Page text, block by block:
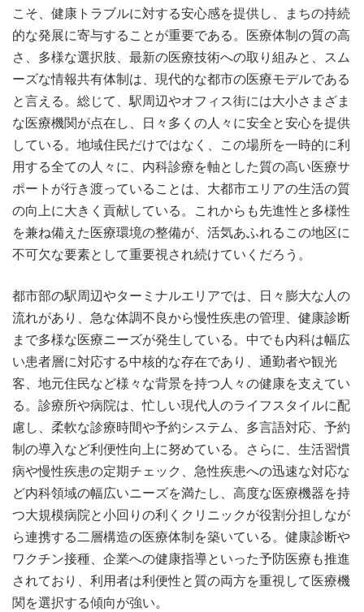
こそ、健康トラブルに対する安心感を提供し、まちの持続
的な発展に寄与することが重要である。医療体制の質の高
さ、多様な選択肢、最新の医療技術への取り組みと、スム
ーズな情報共有体制は、現代的な都市の医療モデルである
と言える。総じて、駅周辺やオフィス街には大小さまざま
な医療機関が点在し、日々多くの人々に安全と安心を提供
している。地域住民だけではなく、この場所を一時的に利
用する全ての人々に、内科診療を軸とした質の高い医療サ
ポートが行き渡っていることは、大都市エリアの生活の質
の向上に大きく貢献している。これからも先進性と多様性
を兼ね備えた医療環境の整備が、活気あふれるこの地区に
不可欠な要素として重要視され続けていくだろう。
都市部の駅周辺やターミナルエリアでは、日々膨大な人の
流れがあり、急な体調不良から慢性疾患の管理、健康診断
まで多様な医療ニーズが発生している。中でも内科は幅広
い患者層に対応する中核的な存在であり、通勤者や観光
客、地元住民など様々な背景を持つ人々の健康を支えてい
る。診療所や病院は、忙しい現代人のライフスタイルに配
慮し、柔軟な診療時間や予約システム、多言語対応、予約
制の導入など利便性向上に努めている。さらに、生活習慣
病や慢性疾患の定期チェック、急性疾患への迅速な対応な
ど内科領域の幅広いニーズを満たし、高度な医療機器を持
つ大規模病院と小回りの利くクリニックが役割分担しなが
ら連携する二層構造の医療体制を築いている。健康診断や
ワクチン接種、企業への健康指導といった予防医療も推進
されており、利用者は利便性と質の両方を重視して医療機
関を選択する傾向が強い。